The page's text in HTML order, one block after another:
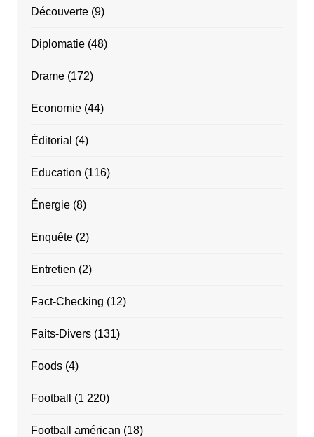
Découverte(9)
Diplomatie(48)
Drame(172)
Economie(44)
Éditorial (4)
Education (116)
Énergie(8)
Enquête(2)
Entretien (2)
Fact-Checking (12)
Faits-Divers(131)
Foods(4)
Football (1 220)
Football américan (18)